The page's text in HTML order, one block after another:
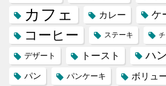
カフェ カレー ケ
コーヒー ステーキ
デザート トースト ハ
パン パンケーキ ボリュ